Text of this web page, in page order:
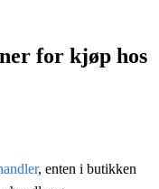
for kjøp hos
, enten i butikken